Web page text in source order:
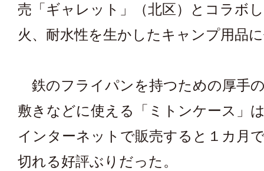
売「ギャレット」（北区）とコラボ
火、耐水性を生かしたキャンプ用品
鉄のフライパンを持つための厚手
敷きなどに使える「ミトンケース」
インターネットで販売すると１カ月
切れる好評ぶりだった。